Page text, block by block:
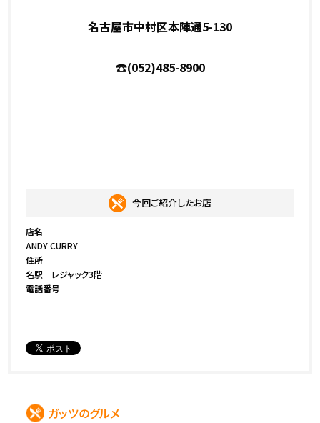
名古屋市中村区本陣通5-130
☎(052)485-8900
今回ご紹介したお店
店名
ANDY CURRY
住所
名駅 レジャック3階
電話番号
ガッツのグルメ